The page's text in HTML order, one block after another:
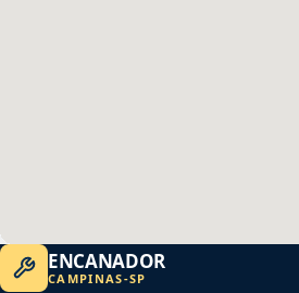
ENCANADOR
CAMPINAS-SP